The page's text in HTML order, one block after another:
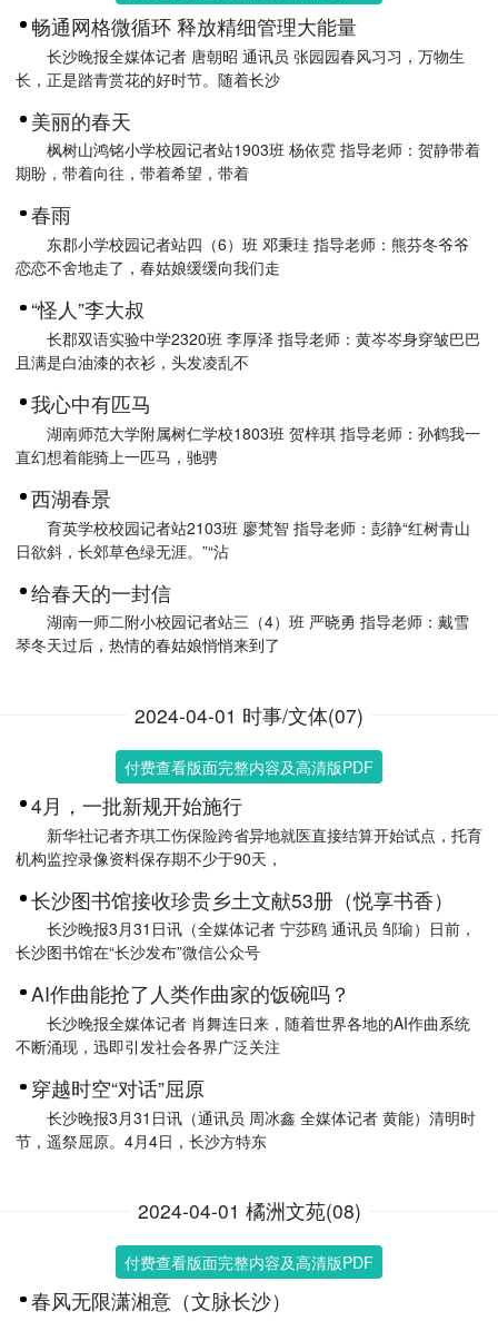
畅通网格微循环 释放精细管理大能量
长沙晚报全媒体记者 唐朝昭 通讯员 张园园春风习习，万物生
长，正是踏青赏花的好时节。随着长沙
美丽的春天
枫树山鸿铭小学校园记者站1903班 杨依霓 指导老师：贺静带着
期盼，带着向往，带着希望，带着
春雨
东郡小学校园记者站四（6）班 邓秉珪 指导老师：熊芬冬爷爷
恋恋不舍地走了，春姑娘缓缓向我们走
“怪人”李大叔
长郡双语实验中学2320班 李厚泽 指导老师：黄岑岑身穿皱巴巴
且满是白油漆的衣衫，头发凌乱不
我心中有匹马
湖南师范大学附属树仁学校1803班 贺梓琪 指导老师：孙鹤我一
直幻想着能骑上一匹马，驰骋
西湖春景
育英学校校园记者站2103班 廖梵智 指导老师：彭静“红树青山
日欲斜，长郊草色绿无涯。”“沾
给春天的一封信
湖南一师二附小校园记者站三（4）班 严晓勇 指导老师：戴雪
琴冬天过后，热情的春姑娘悄悄来到了
2024-04-01 时事/文体(07)
付费查看版面完整内容及高清版PDF
4月，一批新规开始施行
新华社记者齐琪工伤保险跨省异地就医直接结算开始试点，托育
机构监控录像资料保存期不少于90天，
长沙图书馆接收珍贵乡土文献53册（悦享书香）
长沙晚报3月31日讯（全媒体记者 宁莎鸥 通讯员 邹瑜）日前，
长沙图书馆在“长沙发布”微信公众号
AI作曲能抢了人类作曲家的饭碗吗？
长沙晚报全媒体记者 肖舞连日来，随着世界各地的AI作曲系统
不断涌现，迅即引发社会各界广泛关注
穿越时空“对话”屈原
长沙晚报3月31日讯（通讯员 周冰鑫 全媒体记者 黄能）清明时
节，遥祭屈原。4月4日，长沙方特东
2024-04-01 橘洲文苑(08)
付费查看版面完整内容及高清版PDF
春风无限潇湘意（文脉长沙）